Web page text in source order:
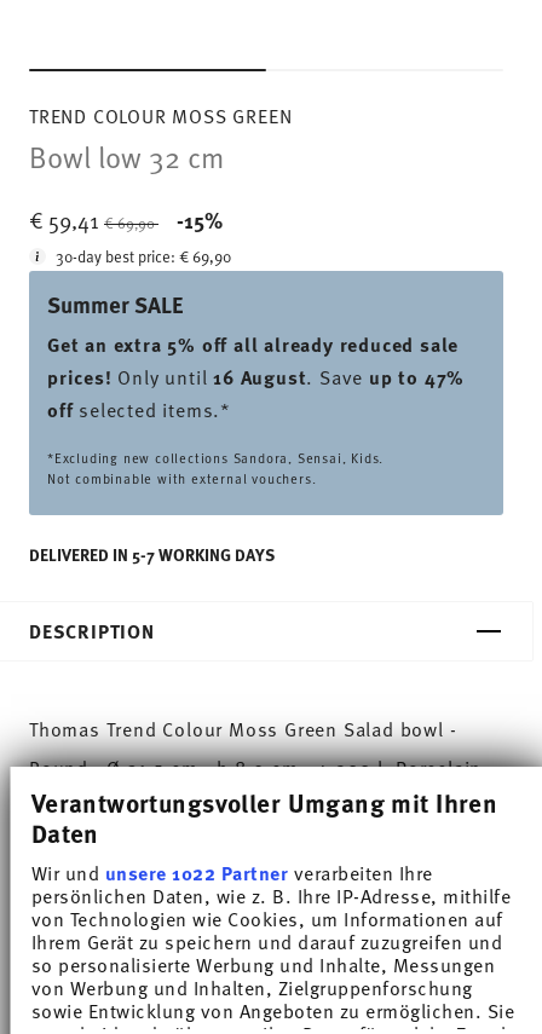
Verantwortungsvoller Umgang mit Ihren
Daten
Wir und unsere 1022 Partnerverarbeiten Ihre
persönlichen Daten, wie z. B. Ihre IP-Adresse, mithilfe
von Technologien wie Cookies, um Informationen auf
Ihrem Gerät zu speichern und darauf zuzugreifen und
so personalisierte Werbung und Inhalte, Messungen
von Werbung und Inhalten, Zielgruppenforschung
sowie Entwicklung von Angeboten zu ermöglichen. Sie
TREND COLOUR MOSS GREEN
Bowl low 32 cm
€ 59,41 Price reduced from
€ 69,90 -15%
30-day best price:€ 69,90
Summer SALE
Get an extra 5% off all already reduced sale
prices! Only until16 August. Save up to 47%
offselected items.*
*Excluding new collections Sandora, Sensai, Kids.
Not combinable with external vouchers.
DELIVERED IN 5-7 WORKING DAYS
DESCRIPTION
Thomas Trend Colour Moss Green Salad bowl -
Round - Ø 31,5 cm - h 8,9 cm - 4,200 l, Porcelain
Trend White is regarded worldwide as one of the
most popular dinnerware for everyday use. Trend
Colour sets coloured accents - inspired by the
nature of the North.
The soft shade of green is reminding us of a